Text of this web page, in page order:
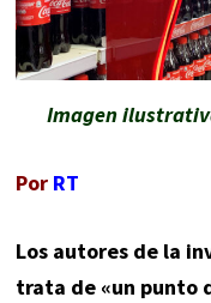
Imagen
Por RT
Los autores de la
trata de «un punto